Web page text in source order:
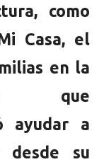
como
Casa, el
en la
que
ayudar a
desde su